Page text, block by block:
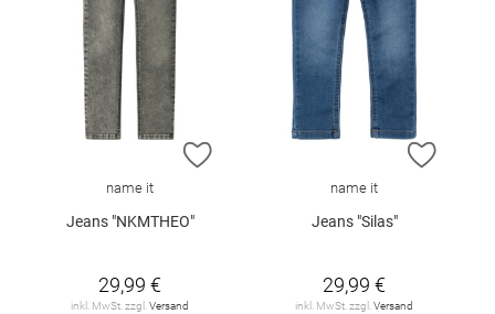
ZUR WUNSCHLISTE HINZUFÜGEN
name it
Jeans "NKMTHEO"
29,99 €
inkl. MwSt. zzgl. Versand
ZUR
name it
Jeans "Silas"
29,99 €
inkl. MwSt. zzgl. Versand